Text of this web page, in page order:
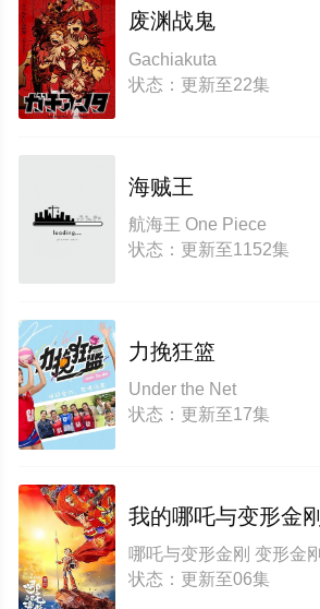
废渊战鬼
Gachiakuta
状态：更新至22集
海贼王
航海王 One Piece
状态：更新至1152集
力挽狂篮
Under the Net
状态：更新至17集
我的哪吒与变形金刚
状态：更新至06集